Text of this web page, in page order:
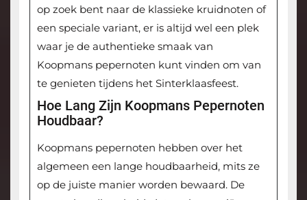
op zoek bent naar de klassieke kruidnoten of
een speciale variant, er is altijd wel een plek
waar je de authentieke smaak van
Koopmans pepernoten kunt vinden om van
te genieten tijdens het Sinterklaasfeest.
Hoe Lang Zijn Koopmans Pepernoten
Houdbaar?
Koopmans pepernoten hebben over het
algemeen een lange houdbaarheid, mits ze
op de juiste manier worden bewaard. De